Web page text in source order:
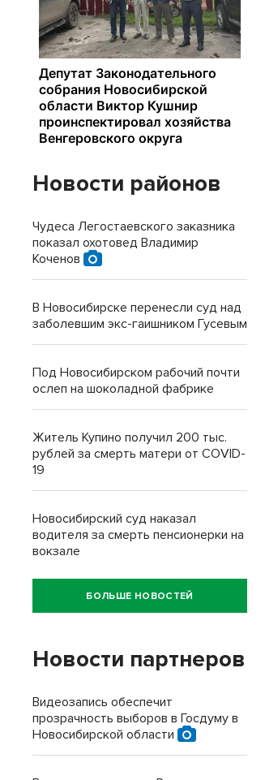
Новости районов
Чудеса Легостаевского заказника
показал охотовед Владимир
Коченов
В Новосибирске перенесли суд над
заболевшим экс-гаишником Гусевым
Под Новосибирском рабочий почти
ослеп на шоколадной фабрике
Житель Купино получил 200 тыс.
рублей за смерть матери от COVID-
19
Новосибирский суд наказал
водителя за смерть пенсионерки на
вокзале
БОЛЬШЕ НОВОСТЕЙ
Новости партнеров
Видеозапись обеспечит
прозрачность выборов в Госдуму в
Новосибирской области